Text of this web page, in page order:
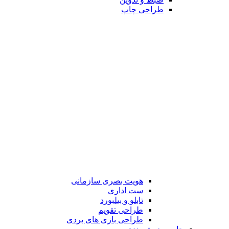
طراحی چاپ
هویت بصری سازمانی
ست اداری
تابلو و بیلبورد
طراحی تقویم
طراحی بازی های بردی